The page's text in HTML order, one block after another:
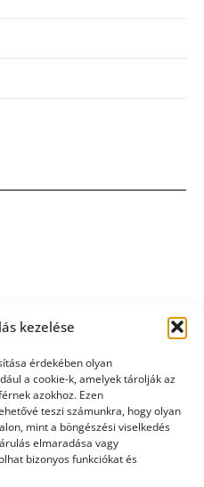
kezelése
érdekében olyan
a cookie-k, amelyek tárolják az
azokhoz. Ezen
teszi számunkra, hogy olyan
mint a böngészési viselkedés
elmaradása vagy
bizonyos funkciókat és